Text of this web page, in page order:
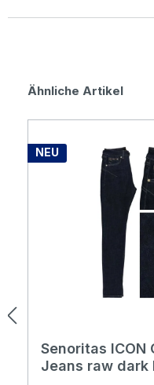
Produktgalerie
Ähnliche Artikel
NEU
Senoritas ICON
Jeans raw dark